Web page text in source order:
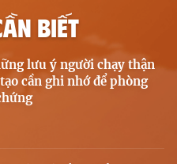
BIẾT
lưu ý người chạy thận
cần ghi nhớ để phòng